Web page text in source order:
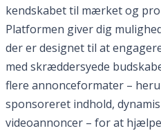
kendskabet til mærket og
Platformen giver dig
der er designet til at
med skræddersyede
flere annonceformater –
sponsoreret indhold,
videoannoncer – for at